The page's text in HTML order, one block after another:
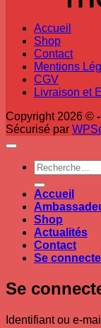
Accueil
Shop
Contact
Mentions
CGV
Livraison et
Copyright 2026 ©
Sécurisé par
Recherche
pour :
Accueil
Shop
Actualités
Contact
Se
Se
Identifiant ou e-mail